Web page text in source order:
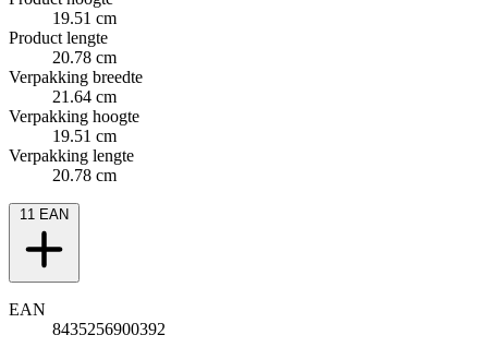
19.51 cm
Product lengte
20.78 cm
Verpakking breedte
21.64 cm
Verpakking hoogte
19.51 cm
Verpakking lengte
20.78 cm
11 EAN
EAN
8435256900392